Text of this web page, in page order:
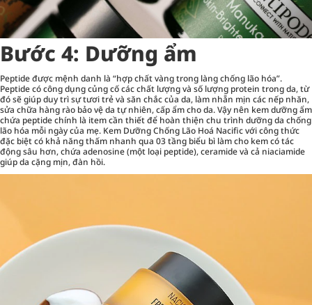
Bước 4: Dưỡng ẩm
Peptide được mệnh danh là “hợp chất vàng trong làng chống lão hóa”.
Peptide có công dụng củng cố các chất lượng và số lượng protein trong da, từ
đó sẽ giúp duy trì sự tươi trẻ và săn chắc của da, làm nhẵn mịn các nếp nhăn,
sửa chữa hàng rào bảo vệ da tự nhiên, cấp ẩm cho da. Vậy nên kem dưỡng ẩm
chứa peptide chính là item cần thiết để hoàn thiện chu trình dưỡng da chống
lão hóa mỗi ngày của mẹ. Kem Dưỡng Chống Lão Hoá Nacific với công thức
đặc biệt có khả năng thấm nhanh qua 03 tầng biểu bì làm cho kem có tác
động sâu hơn, chứa adenosine (một loại peptide), ceramide và cả niaciamide
giúp da cặng mịn, đàn hồi.